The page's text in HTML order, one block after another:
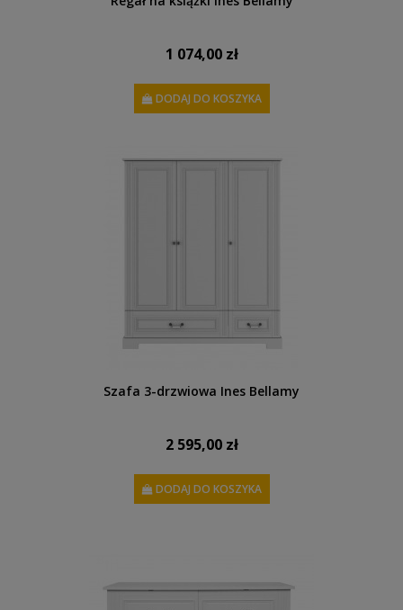
1 074,00 zł
DODAJ DO KOSZYKA
Szafa 3-drzwiowa Ines Bellamy
2 595,00 zł
DODAJ DO KOSZYKA